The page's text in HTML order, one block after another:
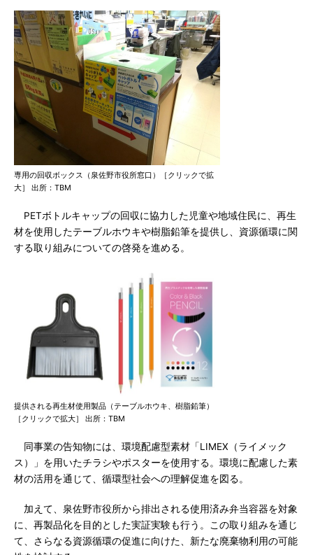
専用の回収ボックス（泉佐野市役所窓口）［クリックで拡
大］ 出所：TBM
PETボトルキャップの回収に協力した児童や地域住民に、再生
材を使用したテーブルホウキや樹脂鉛筆を提供し、資源循環に関
する取り組みについての啓発を進める。
提供される再生材使用製品（テーブルホウキ、樹脂鉛筆）
［クリックで拡大］ 出所：TBM
同事業の告知物には、環境配慮型素材「LIMEX（ライメック
ス）」を用いたチラシやポスターを使用する。環境に配慮した素
材の活用を通じて、循環型社会への理解促進を図る。
加えて、泉佐野市役所から排出される使用済み弁当容器を対象
に、再製品化を目的とした実証実験も行う。この取り組みを通じ
て、さらなる資源循環の促進に向けた、新たな廃棄物利用の可能